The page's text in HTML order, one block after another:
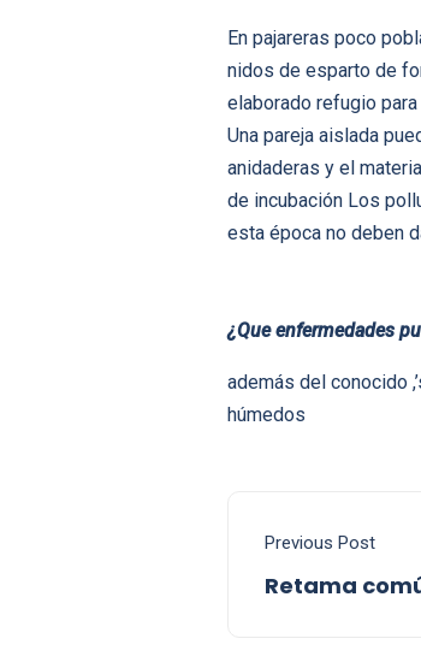
En pajareras poco
nidos de esparto de
elaborado refugio
Una pareja aislada
anidaderas y el
de incubación Los
esta época no deben
¿Que enfermedades
además del conocido
húmedos
Previous Post
Retama